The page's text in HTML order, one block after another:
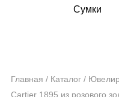
Сумки
Главная / Каталог /
Cartier 1895 из розового